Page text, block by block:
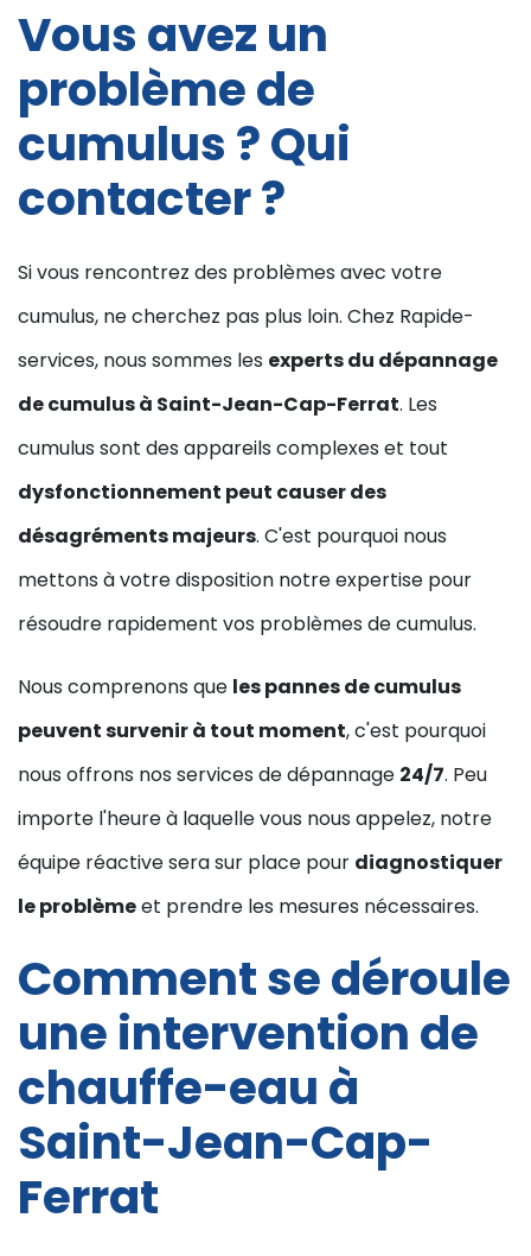
Vous avez un
problème de
cumulus ? Qui
contacter ?
Si vous rencontrez des problèmes avec votre
cumulus, ne cherchez pas plus loin. Chez Rapide-
services, nous sommes les experts du dépannage
de cumulus à Saint-Jean-Cap-Ferrat. Les
cumulus sont des appareils complexes et tout
dysfonctionnement peut causer des
désagréments majeurs. C'est pourquoi nous
mettons à votre disposition notre expertise pour
résoudre rapidement vos problèmes de cumulus.
Nous comprenons que les pannes de cumulus
peuvent survenir à tout moment, c'est pourquoi
nous offrons nos services de dépannage 24/7. Peu
importe l'heure à laquelle vous nous appelez, notre
équipe réactive sera sur place pour diagnostiquer
le problèmeet prendre les mesures nécessaires.
Comment se déroule
une intervention de
chauffe-eau à
Saint-Jean-Cap-
Ferrat